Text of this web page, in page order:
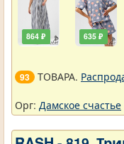
864 ₽ 635 ₽
93 ТОВАРА.
Орг: Дамское счастье